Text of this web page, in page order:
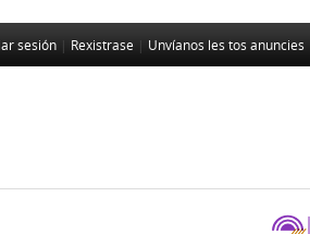
sesión Rexistrase Unvíanos les tos anuncies